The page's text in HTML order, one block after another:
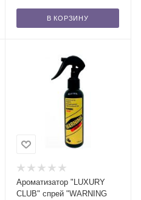
В КОРЗИНУ
Ароматизатор "LUXURY
CLUB" спрей "WARNING